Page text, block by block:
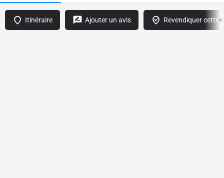
Itinéraire Ajouter un avis Revendiquer cette